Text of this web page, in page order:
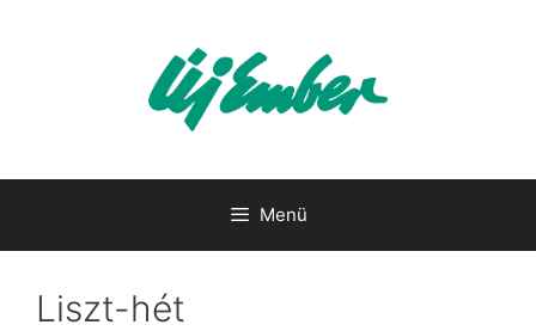
Menü
Liszt-hét